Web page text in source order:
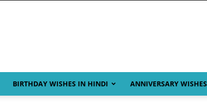
BIRTHDAY WISHES IN HINDI ANNIVERSARY WISHES